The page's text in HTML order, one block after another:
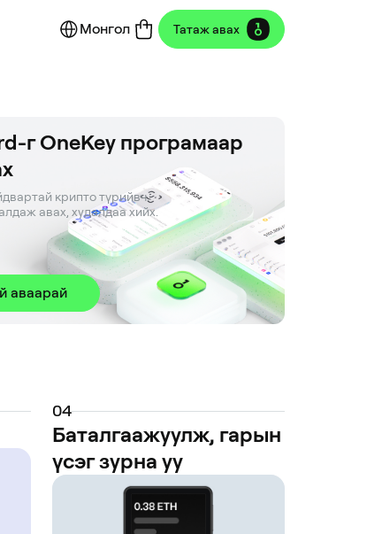
Монгол Татаж авах
г OneKey програмаар
крипто түрийвч.
авах, худалдаа хийх.
аваарай
04
Баталгаажуулж, гарын
үсэг зурна уу